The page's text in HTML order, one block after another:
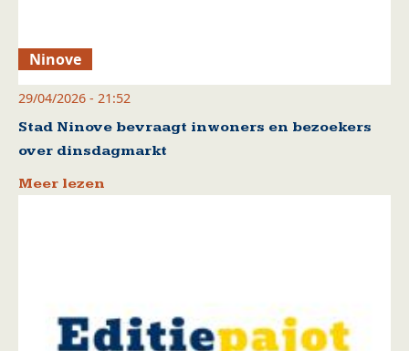
Ninove
29/04/2026 - 21:52
Stad Ninove bevraagt inwoners en bezoekers
over dinsdagmarkt
Meer lezen